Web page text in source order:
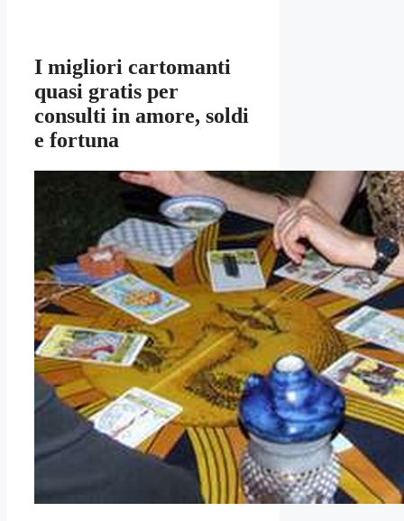
I migliori cartomanti
quasi gratis per
consulti in amore, soldi
e fortuna